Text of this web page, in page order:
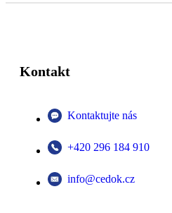
Kontakt
Kontaktujte nás
+420 296 184 910
info@cedok.cz